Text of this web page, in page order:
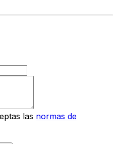
las normas de